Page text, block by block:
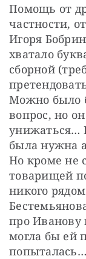
Помощь от
частности,
Игоря
хватало
сборной
Можно было
вопрос, но
унижаться…
была нужна
Но кроме не
товарищей
никого
про Иванову
могла бы ей